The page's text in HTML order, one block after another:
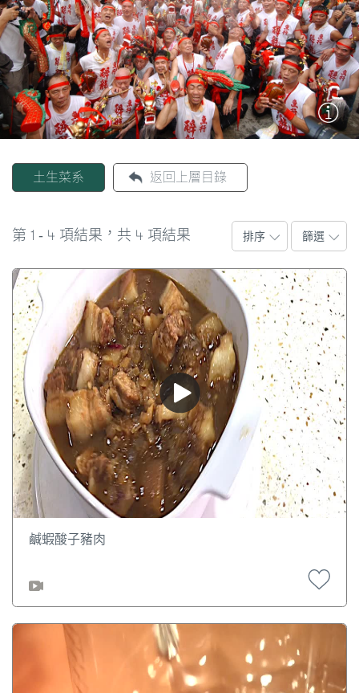
媽
寺
廟
巴
士
市
土生菜系 返回上層目錄
第 1 - 4 項結果，共 4 項結果 排序 篩選
鹹蝦酸子豬肉